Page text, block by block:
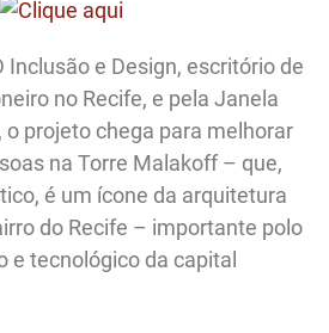
Inclusão e Design, escritório de
no Recife, e pela Janela
o projeto chega para melhorar
na Torre Malakoff – que,
é um ícone da arquitetura
do Recife – importante polo
e tecnológico da capital